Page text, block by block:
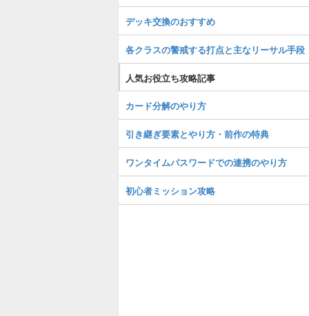
デッキ交換のおすすめ
各クラスの警戒する打点と主なリーサル手段
人気お役立ち攻略記事
カード分解のやり方
引き継ぎ要素とやり方・前作の特典
ワンタイムパスワードでの連携のやり方
初心者ミッション攻略